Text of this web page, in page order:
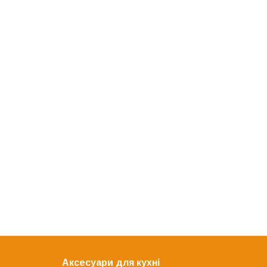
Аксесуари для кухні